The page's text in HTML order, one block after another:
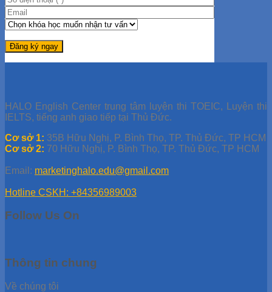
HALO English Center trung tâm luyện thi TOEIC, Luyện thi
IELTS, tiếng anh giao tiếp tại Thủ Đức.
Cơ sở 1: 35B Hữu Nghị, P. Bình Thọ, TP. Thủ Đức, TP HCM
Cơ sở 2: 70 Hữu Nghị, P. Bình Thọ, TP. Thủ Đức, TP HCM
Email: marketinghalo.edu@gmail.com
Hotline CSKH: +84356989003
Follow Us On
Thông tin chung
Về chúng tôi